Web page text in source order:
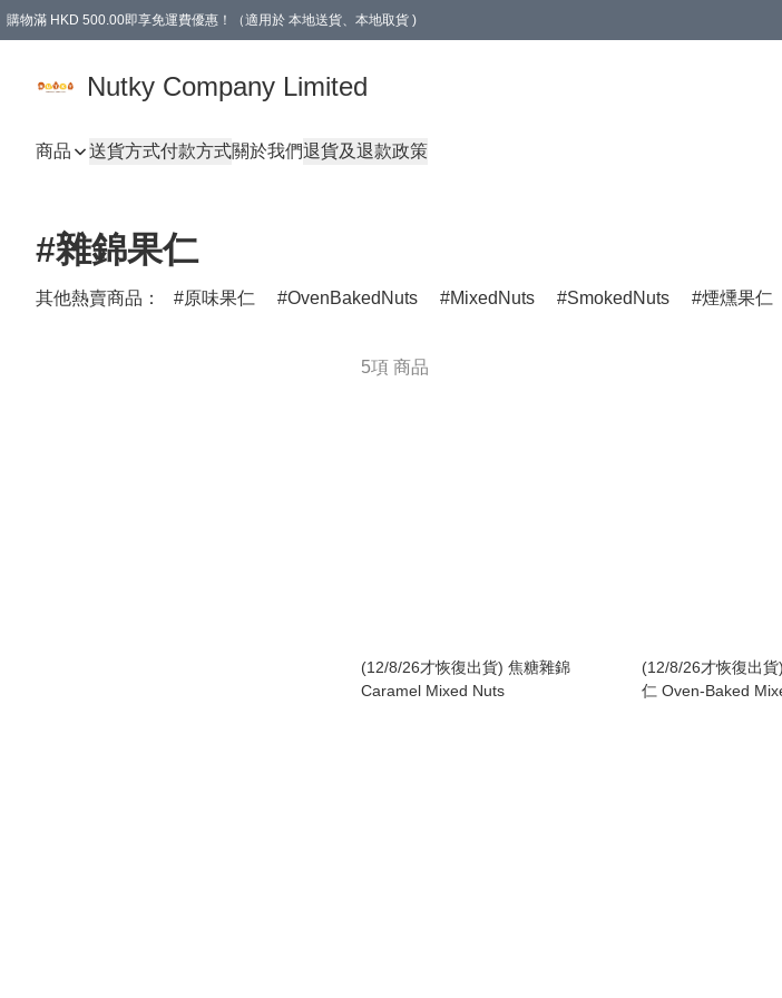
購物滿 HKD 500.00即享免運費優惠！（適用於 本地送貨、本地取貨 )
Nutky Company Limited
商品 送貨方式付款方式關於我們退貨及退款政策
#雜錦果仁
其他熱賣商品： 原味果仁 OvenBakedNuts MixedNuts SmokedNuts 煙燻果仁
5項 商品
(12/8/26才恢復出貨) 焦糖雜錦
Caramel Mixed Nuts
(12/8/26才恢復出
仁 Oven-Baked